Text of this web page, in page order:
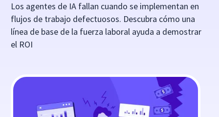
Los agentes de IA fallan cuando se implementan en
flujos de trabajo defectuosos. Descubra cómo una
línea de base de la fuerza laboral ayuda a demostrar
el ROI